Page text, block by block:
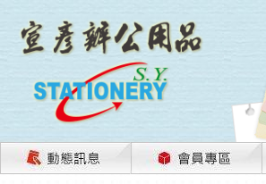
茲因國際情勢變化石油及塑化原物料波動漲幅甚大